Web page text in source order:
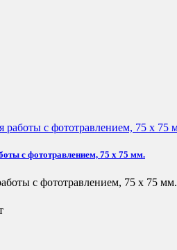
с фототравлением, 75 х 75 мм.
с фототравлением, 75 х 75 мм.